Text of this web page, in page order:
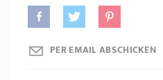
PER EMAIL ABSCHICKEN